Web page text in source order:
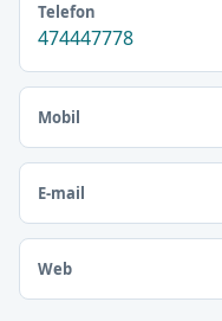
Telefon
474447778
Mobil
E-mail
Web